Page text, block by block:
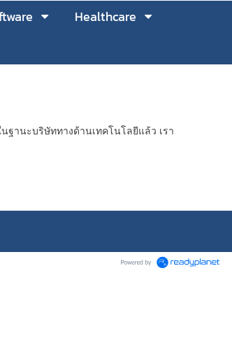
Healthcare
ฐานะบริษัททางด้านเทคโนโลยีแล้ว เรา